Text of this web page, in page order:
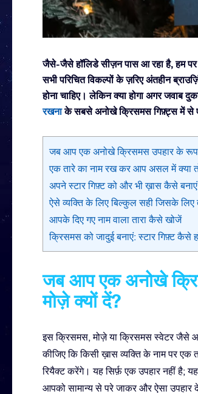
जैसे-जैसे हॉलिडे सीज़न पास आ रहा है, हम पर
सभी परिचित विकल्पों के ज़रिए अंतहीन
होना चाहिए। लेकिन क्या होगा अगर जवाब
रखनाके सबसे अनोखे क्रिसमस गिफ़्ट्स में से
जब आप एक अनोखे क्रिसमस उपहार के रूप
एक तारे का नाम रख कर आप असल में क्या
अपने स्टार गिफ़्ट को और भी ख़ास कैसे बनाएं
ऐसे व्यक्ति के लिए बिल्कुल सही जिसके
आपके दिए गए नाम वाला तारा कैसे खोजें
क्रिसमस को जादुई बनाएं: स्टार गिफ़्ट कैसे
जब आप एक अनोखे
मोज़े क्यों दें?
इस क्रिसमस, मोज़े या क्रिसमस स्वेटर जैसे
कीजिए कि किसी ख़ास व्यक्ति के नाम पर एक
रियैक्ट करेंगे। यह सिर्फ़ एक उपहार नहीं है;
आपको सामान्य से परे जाकर और ऐसा उपहार